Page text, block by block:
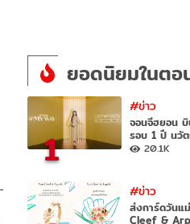
ยอดนิยมในตอ
1
#ข่าว
จอนจีฮยอน
รอบ 1 ปี นวัต
20.1K
#ข่าว
ส่งการ์ดวันแ
Cleef &